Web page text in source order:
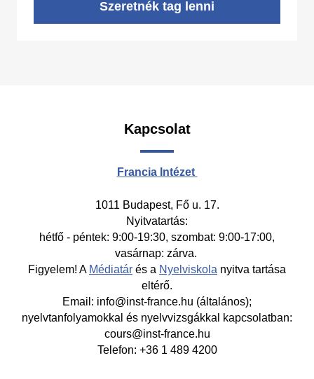
Szeretnék tag lenni
Kapcsolat
Francia Intézet
1011 Budapest, Fő u. 17.
Nyitvatartás:
hétfő - péntek: 9:00-19:30, szombat: 9:00-17:00,
vasárnap: zárva.
Figyelem! A Médiatár és a Nyelviskola nyitva tartása
eltérő.
Email: info@inst-france.hu (általános);
nyelvtanfolyamokkal és nyelvvizsgákkal kapcsolatban:
cours@inst-france.hu
Telefon: +36 1 489 4200